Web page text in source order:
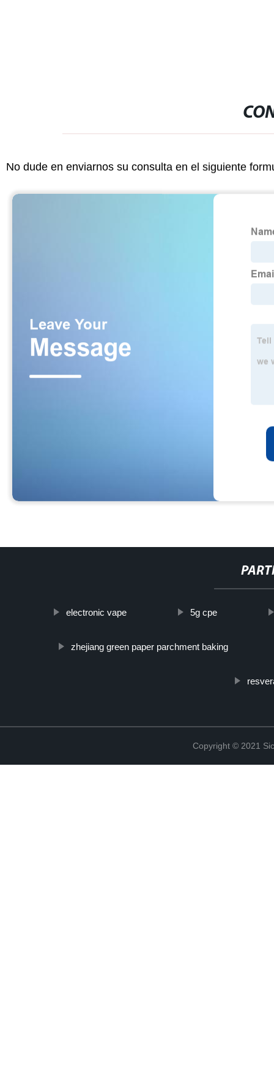
No dude en enviarnos su consulta en el siguiente
electronic vape 5g cpe
zhejiang green paper parchment baking
Copyright © 2021